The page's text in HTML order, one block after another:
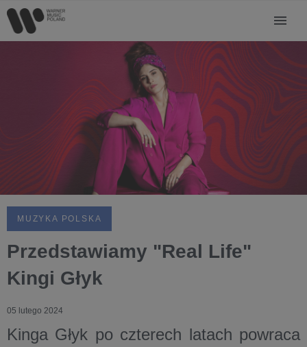
MUZYKA POLSKA
Przedstawiamy "Real Life"
Kingi Głyk
05 lutego 2024
Kinga Głyk po czterech latach powraca